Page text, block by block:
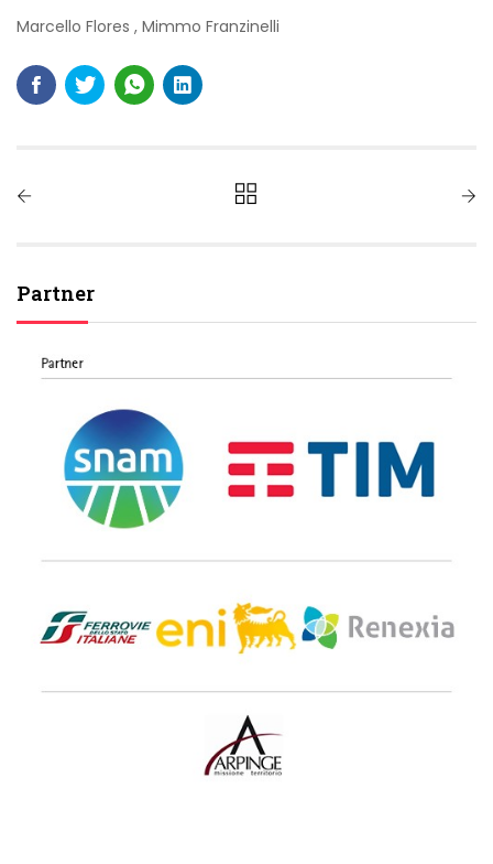
Marcello Flores , Mimmo Franzinelli
Partner